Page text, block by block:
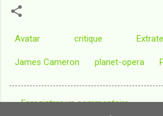
Avatar critique
James Cameron planet-opera
Enregistrer un commentaire